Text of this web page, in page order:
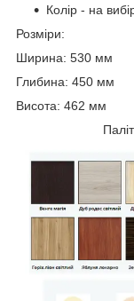
Колір - на
Розміри:
Ширина: 530 мм
Глибина: 450 мм
Висота: 462 мм